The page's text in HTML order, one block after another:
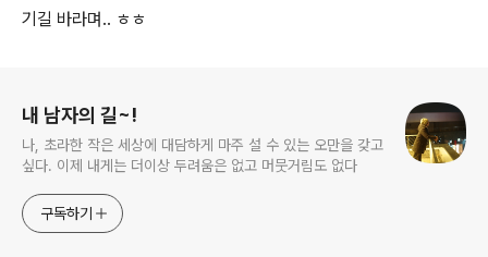
기길 바라며.. ㅎㅎ
내 남자의 길~!
나, 초라한 작은 세상에 대담하게 마주 설 수 있는 오만을 갖고
싶다. 이제 내게는 더이상 두려움은 없고 머뭇거림도 없다
구독하기